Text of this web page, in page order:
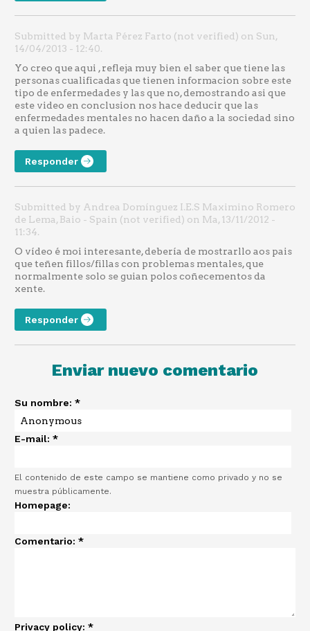
Submitted by Marta Pérez Farto (not verified) on Sun,
14/04/2013 - 12:40.
Yo creo que aqui , refleja muy bien el saber que tiene las
personas cualificadas que tienen informacion sobre este
tipo de enfermedades y las que no, demostrando asi que
este video en conclusion nos hace deducir que las
enfermedades mentales no hacen daño a la sociedad sino
a quien las padece.
Responder
Submitted by Andrea Domínguez I.E.S Maximino Romero
de Lema, Baio - Spain (not verified) on Ma, 13/11/2012 -
11:34.
O vídeo é moi interesante, debería de mostrarllo aos pais
que teñen fillos/fillas con problemas mentales, que
normalmente solo se guian polos coñecementos da
xente.
Responder
Enviar nuevo comentario
Su nombre: *
E-mail: *
El contenido de este campo se mantiene como privado y no se
muestra públicamente.
Homepage:
Comentario: *
Privacy policy: *